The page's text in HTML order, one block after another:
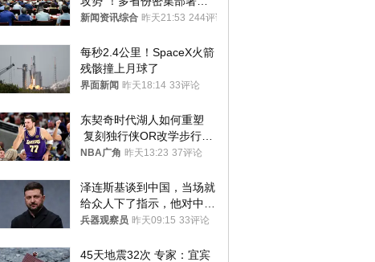
公布举报方式
新闻资讯综合 昨天21:53 244评论
每秒2.4公里！SpaceX火箭
残骸撞上月球了
界面新闻 昨天18:14 33评论
东契奇时代湖人如何重塑
复刻独行侠OR改学步行
者？
NBA广角 昨天13:23 37评论
泽连斯基谈到中国，当场就
给众人下了指示，他对中国
和中乌关系，显然又有了新
兵器观察员 昨天09:15 33评论
45天地震32次 专家：宜宾